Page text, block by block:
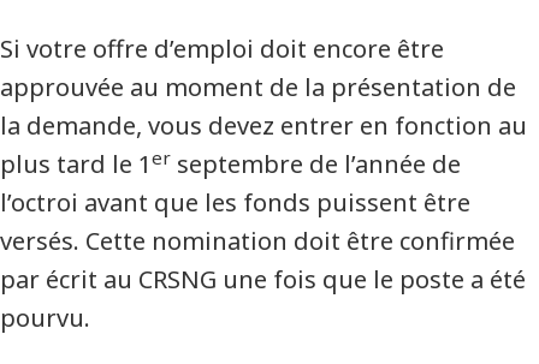
Si votre offre d’emploi doit encore être
approuvée au moment de la présentation de
la demande, vous devez entrer en fonction au
plus tard le 1 er septembre de l’année de
l’octroi avant que les fonds puissent être
versés. Cette nomination doit être confirmée
par écrit au CRSNG une fois que le poste a été
pourvu.